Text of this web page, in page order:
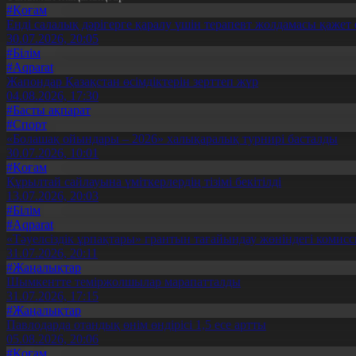
#Қоғам
Енді салалық дәрігерге қаралу үшін терапевт жолдамасы қажет
30.07.2026, 20:05
#Білім
#Aqparat
Жапондар Қазақстан өсімдіктерін зерттеп жүр
04.08.2026, 17:30
#Басты ақпарат
#Спорт
«Болашақ ойындары – 2026» халықаралық турнирі басталды
30.07.2026, 10:01
#Қоғам
Құрылтай сайлауына үміткерлердің тізімі бекітілді
13.07.2026, 20:03
#Білім
#Aqparat
«Тәуелсіздік ұрпақтары» грантын тағайындау жөніндегі
31.07.2026, 20:11
#Жаңалықтар
Шымкентте теміржолшылар марапатталды
31.07.2026, 17:15
#Жаңалықтар
Павлодарда отандық өнім өндірісі 1,5 есе артты
05.08.2026, 20:06